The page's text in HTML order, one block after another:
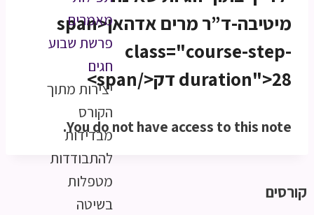
מאמרים
פרשת שבוע
חגים
יצירות מתוך
הקורס
מבדידות
להתבודדות
מטפלות
בשיטה
מיטיבה-ד”ר מרים אדהאן<span
class="course-step-
duration">28 דק</span>
You do not have access to this note.
קורסים